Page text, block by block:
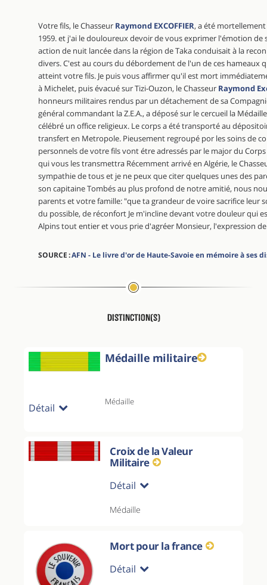
Votre fils, le Chasseur Raymond EXCOFFIER, a été
1959. et j'ai le douloureux devoir de vous exprimer l'émotion de
action de nuit lancée dans la région de Taka conduisait à la
divers. C'est au cours du débordement de l'un de ces hameaux
atteint votre fils. Je puis vous affirmer qu'il est mort
à Michelet, puis évacué sur Tizi-Ouzon, le Chasseur Raymond
honneurs militaires rendus par un détachement de sa
général commandant la Z.E.A., a déposé sur le cercueil la
célébré un office religieux. Le corps a été transporté au
transfert en Metropole. Pieusement regroupé por les soins de
personnels de votre fils vont étre adressés par le major du
qui vous les transmettra Récemment arrivé en Algérie, le
sympathie de tous et je ne peux que citer quelques unes des
son capitaine Tombés au plus profond de notre amitié, nous
parents et votre famille: "que ta grandeur de voire sacrifice leur
du possible, de réconfort Je m'incline devant votre douleur qui
Alpins tout entier et vous prie d'agréer Monsieur, l'expression
SOURCE :AFN - Le livre d'or de Haute-Savoie en mémoire à ses
Distinction(s)
Médaille militaire
Détail Médaille
Croix de la Valeur
Militaire
Détail
Médaille
Mort pour la france
Détail